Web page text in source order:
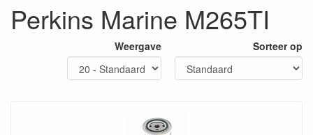
Perkins Marine M265TI
Weergave Sorteer op